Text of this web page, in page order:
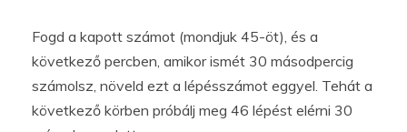
Fogd a kapott számot (mondjuk 45-öt), és a
következő percben, amikor ismét 30 másodpercig
számolsz, növeld ezt a lépésszámot eggyel. Tehát a
következő körben próbálj meg 46 lépést elérni 30